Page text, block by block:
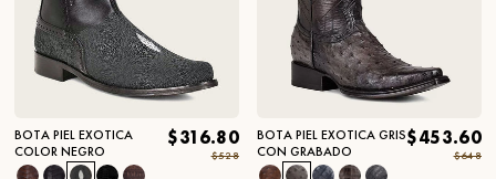
BOTA PIEL EXOTICA
COLOR NEGRO
$316.80
$528
BOTA PIEL EXOTICA GRIS
CON GRABADO
$453.60
$648